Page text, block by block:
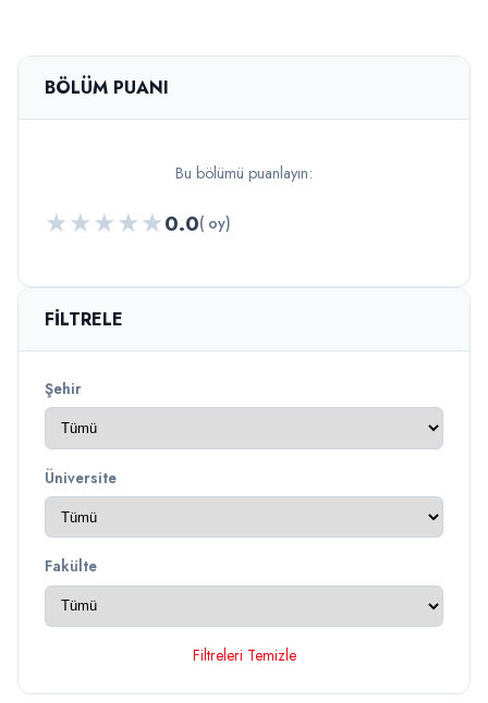
BÖLÜM PUANI
Bu bölümü puanlayın:
★★★★★0.0( oy)
FILTRELE
Şehir
Üniversite
Fakülte
Filtreleri Temizle